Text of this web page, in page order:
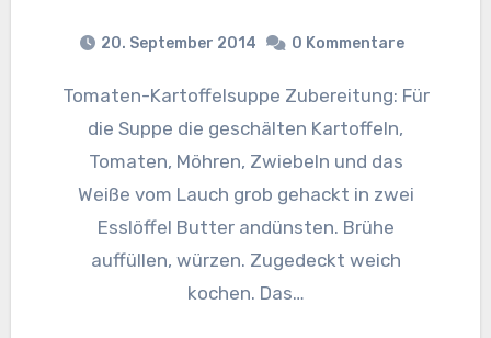
20. September 2014 0 Kommentare
Tomaten-Kartoffelsuppe Zubereitung: Für
die Suppe die geschälten Kartoffeln,
Tomaten, Möhren, Zwiebeln und das
Weiße vom Lauch grob gehackt in zwei
Esslöffel Butter andünsten. Brühe
auffüllen, würzen. Zugedeckt weich
kochen. Das…